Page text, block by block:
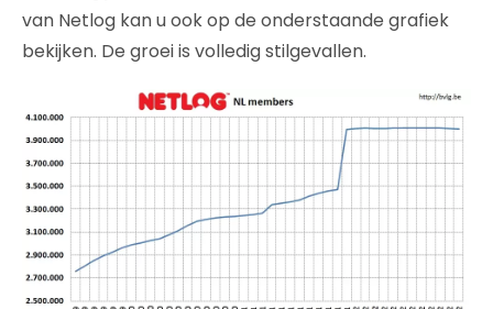
van Netlog kan u ook op de onderstaande grafiek
bekijken. De groei is volledig stilgevallen.